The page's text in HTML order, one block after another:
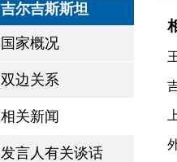
吉尔吉斯斯坦
国家概况
双边关系
相关新闻
发言人有关谈话